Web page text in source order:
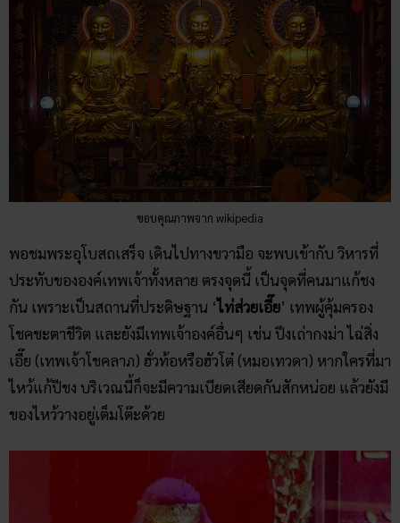
ขอบคุณภาพจาก wikipedia
พอชมพระอุโบสถเสร็จ เดินไปทางขวามือ จะพบเข้ากับ วิหารที่
ประทับขององค์เทพเจ้าทั้งหลาย ตรงจุดนี้ เป็นจุดที่คนมาแก้ชง
กัน เพราะเป็นสถานที่ประดิษฐาน ‘ไท่ส่วยเอี๊ย’ เทพผู้คุ้มครอง
โชคชะตาชีวิต และยังมีเทพเจ้าองค์อื่นๆ เช่น ปึงเถ่ากงม่า ไฉ่สิ่ง
เอี๊ย (เทพเจ้าโชคลาภ) ฮั่วท้อหรือฮัวโต๋ (หมอเทวดา) หากใครที่มา
ไหว้แก้ปีชง บริเวณนี้ก็จะมีความเบียดเสียดกันสักหน่อย แล้วยังมี
ของไหว้วางอยู่เต็มโต๊ะด้วย